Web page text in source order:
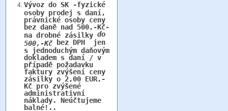
Vývoz do SK -fyzické
osoby prodej s daní,
právnické osoby ceny
bez daně nad 500,-Kč-
na drobné zásilky do
500,-Kčbez DPH jen
s jednoduchým daňovým
dokladem s daní / v
případě požadavku
faktury zvýšení ceny
zásilky o 2,00 EUR,-
Kč pro zvýšené
administrativní
náklady. Neúčtujeme
balné!..